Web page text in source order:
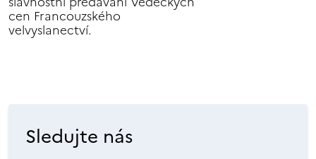
cen Francouzského
velvyslanectví.
Sledujte nás